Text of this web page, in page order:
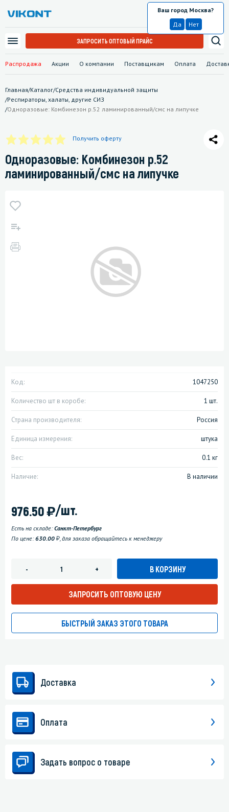
Распродажа Акции О компании Поставщикам Оплата
Москва
Ваш город Москва?
Да
Нет
ЗАПРОСИТЬ ОПТОВЫЙ ПРАЙС
Главная/Каталог/Средства индивидуальной защиты
/Респираторы, халаты, другие СИЗ
/Одноразовые: Комбинезон р.52 ламинированный/смс на липучке
Получить оферту
Одноразовые: Комбинезон р.52
ламинированный/смс на липучке
Код: 1047250
Количество шт в коробе: 1 шт.
Страна производителя: Россия
Единица измерения: штука
Вес: 0.1 кг
Наличие: В наличии
976.50)/шт.
Есть на складе:Санкт-Петербург
По цене:630.00 у, для заказа обращайтесь к менеджеру
- + В КОРЗИНУ
ЗАПРОСИТЬ ОПТОВУЮ ЦЕНУ
БЫСТРЫЙ ЗАКАЗ ЭТОГО ТОВАРА
Доставка
Оплата
Задать вопрос о товаре